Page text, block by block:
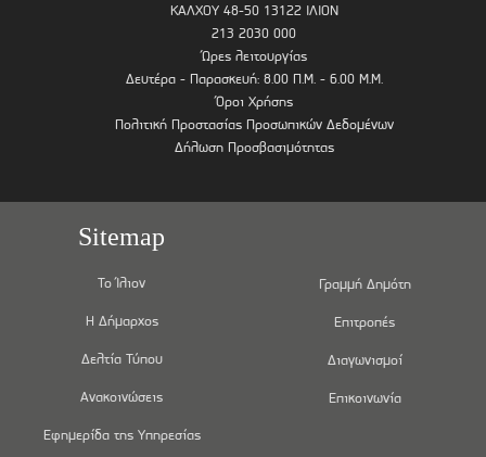
ΚΑΛΧΟΥ 48-50 13122 ΙΛΙΟΝ
213 2030 000
Ώρες λειτουργίας
Δευτέρα - Παρασκευή: 8.00 Π.Μ. - 6.00 Μ.Μ.
Όροι Χρήσης
Πολιτική Προστασίας Προσωπικών Δεδομένων
Δήλωση Προσβασιμότητας
Sitemap
Το Ίλιον
Η Δήμαρχος
Δελτία Τύπου
Ανακοινώσεις
Εφημερίδα της Υπηρεσίας
Γραμμή Δημότη
Επιτροπές
Διαγωνισμοί
Επικοινωνία